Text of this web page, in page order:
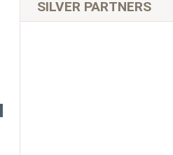
SILVER PARTNERS